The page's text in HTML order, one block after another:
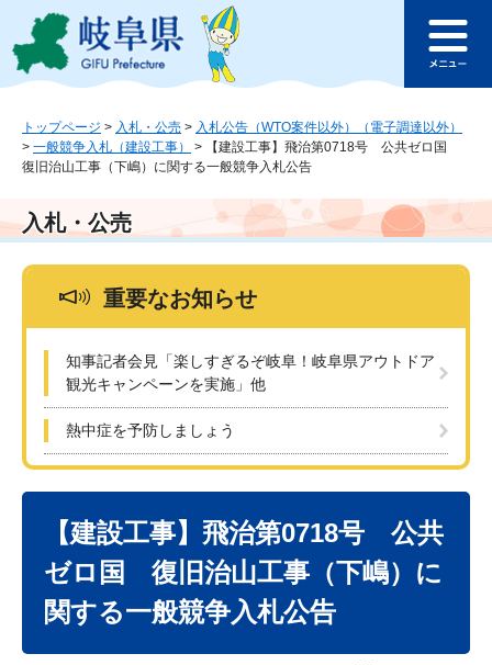
ジ
ュ
本
文
このページの本文へ
ュ
トップページ > 入札・公売 > 入札公告（WTO案件以外）（電子調達以外）
> 一般競争入札（建設工事） >
【建設工事】飛治第0718号 公共ゼロ国
復旧治山工事（下嶋）に関する一般競争入札公告
入札・公売
重要なお知らせ
知事記者会見「楽しすぎるぞ岐阜！岐阜県アウトドア
観光キャンペーンを実施」他
熱中症を予防しましょう
【建設工事】飛治第0718号 公共
ゼロ国 復旧治山工事（下嶋）に
関する一般競争入札公告